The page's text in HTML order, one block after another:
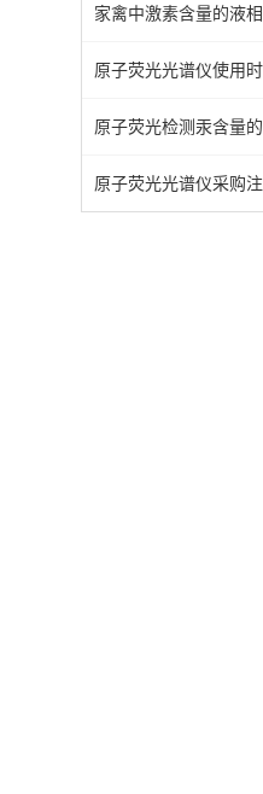
家禽中激素含量的液
原子荧光光谱仪使用
原子荧光检测汞含量
原子荧光光谱仪采购